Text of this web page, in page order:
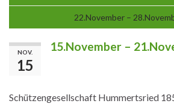
22.November –
NOV.
15
15.November –
Schützengesellschaft Hummertsried